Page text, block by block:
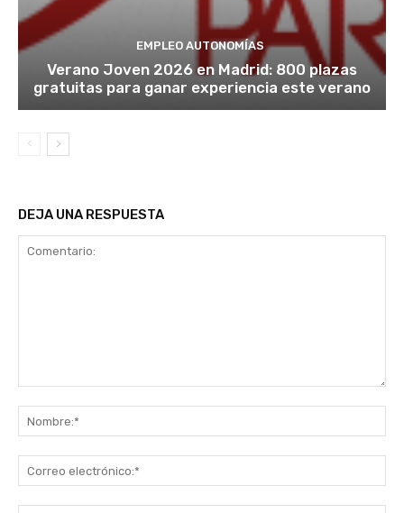
EMPLEO AUTONOMÍAS
Verano Joven 2026 en Madrid: 800 plazas
gratuitas para ganar experiencia este verano
DEJA UNA RESPUESTA